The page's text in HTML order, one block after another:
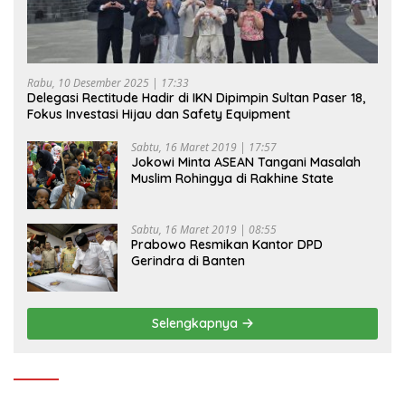
Rabu, 10 Desember 2025 | 17:33
Delegasi Rectitude Hadir di IKN Dipimpin Sultan Paser 18,
Fokus Investasi Hijau dan Safety Equipment
Sabtu, 16 Maret 2019 | 17:57
Jokowi Minta ASEAN Tangani Masalah
Muslim Rohingya di Rakhine State
Sabtu, 16 Maret 2019 | 08:55
Prabowo Resmikan Kantor DPD
Gerindra di Banten
Selengkapnya